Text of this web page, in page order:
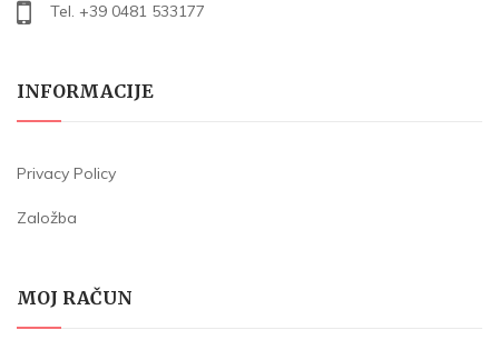
Tel. +39 0481 533177
INFORMACIJE
Privacy Policy
Založba
MOJ RAČUN